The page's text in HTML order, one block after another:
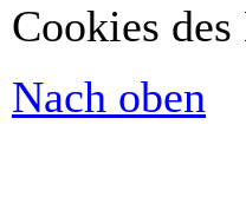
Cookies
Nach oben